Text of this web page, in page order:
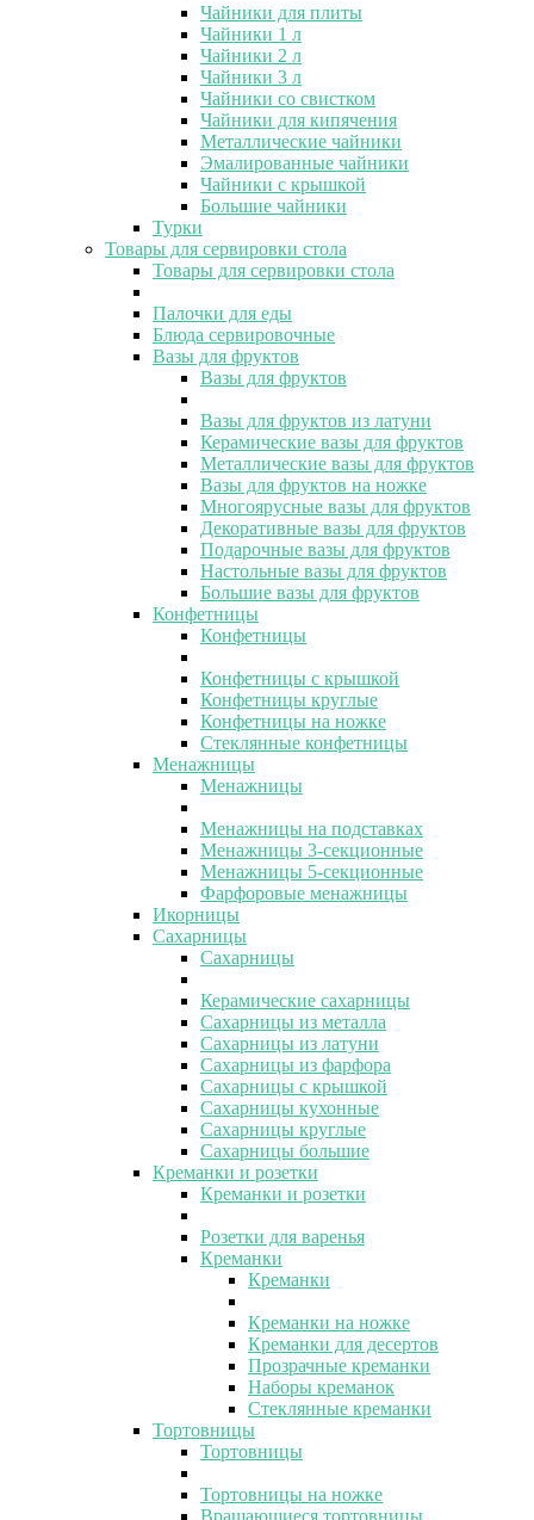
Чайники для плиты
Чайники 1 л
Чайники 2 л
Чайники 3 л
Чайники со свистком
Чайники для кипячения
Металлические чайники
Эмалированные чайники
Чайники с крышкой
Большие чайники
Турки
Товары для сервировки стола
Товары для сервировки стола
Палочки для еды
Блюда сервировочные
Вазы для фруктов
Вазы для фруктов
Вазы для фруктов из латуни
Керамические вазы для фруктов
Металлические вазы для фруктов
Вазы для фруктов на ножке
Многоярусные вазы для фруктов
Декоративные вазы для фруктов
Подарочные вазы для фруктов
Настольные вазы для фруктов
Большие вазы для фруктов
Конфетницы
Конфетницы
Конфетницы с крышкой
Конфетницы круглые
Конфетницы на ножке
Стеклянные конфетницы
Менажницы
Менажницы
Менажницы на подставках
Менажницы 3-секционные
Менажницы 5-секционные
Фарфоровые менажницы
Икорницы
Сахарницы
Сахарницы
Керамические сахарницы
Сахарницы из металла
Сахарницы из латуни
Сахарницы из фарфора
Сахарницы с крышкой
Сахарницы кухонные
Сахарницы круглые
Сахарницы большие
Креманки и розетки
Креманки и розетки
Розетки для варенья
Креманки
Креманки
Креманки на ножке
Креманки для десертов
Прозрачные креманки
Наборы креманок
Стеклянные креманки
Тортовницы
Тортовницы
Тортовницы на ножке
Вращающиеся тортовницы